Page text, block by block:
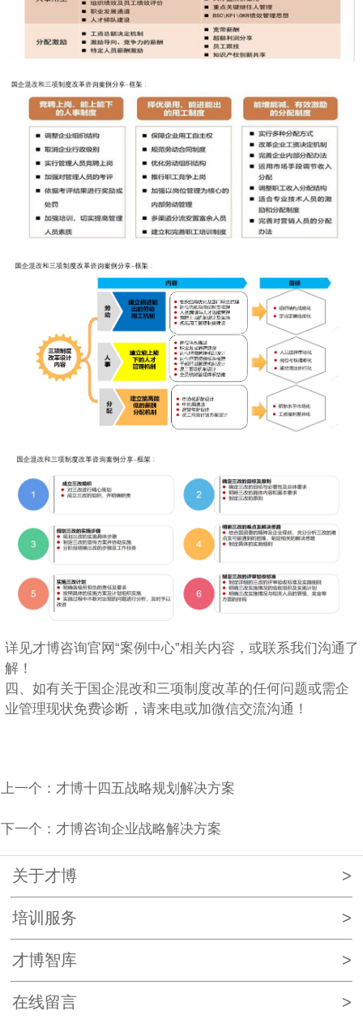
详见才博咨询官网“案例中心”相关内容，或联系我们沟通了
解！
四、如有关于国企混改和三项制度改革的任何问题或需企
业管理现状免费诊断，请来电或加微信交流沟通！
上一个： 才博十四五战略规划解决方案
下一个： 才博咨询企业战略解决方案
关于才博 >
培训服务 >
才博智库 >
在线留言 >